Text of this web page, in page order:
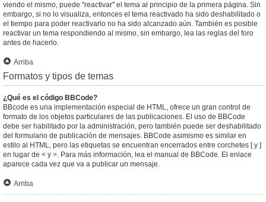
viendo el mismo, puede "reactivar" el tema al principio de la primera página. Sin
embargo, si no lo visualiza, entonces el tema reactivado ha sido deshabilitado o
el tiempo para poder reactivarlo no ha sido alcanzado aún. También es posible
reactivar un tema respondiendo al mismo, sin embargo, lea las reglas del foro
antes de hacerlo.
Arriba
Formatos y tipos de temas
¿Qué es el código BBCode?
BBcode es una implementación especial de HTML, ofrece un gran control de
formato de los objetos particulares de las publicaciones. El uso de BBCode
debe ser habilitado por la administración, pero también puede ser deshabilitado
del formulario de publicación de mensajes. BBCode asimismo es similar en
estilo al HTML, pero las etiquetas se encuentran encerrados entre corchetes [ y ]
en lugar de < y >. Para más información, lea el manual de BBCode. El enlace
aparece cada vez que va a publicar un mensaje.
Arriba